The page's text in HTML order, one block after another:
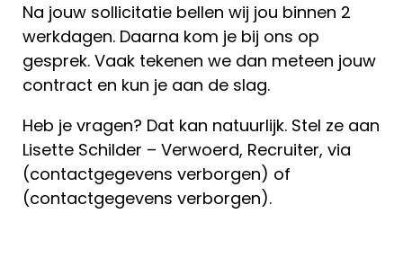
Na jouw sollicitatie bellen wij jou binnen 2
werkdagen. Daarna kom je bij ons op
gesprek. Vaak tekenen we dan meteen jouw
contract en kun je aan de slag.
Heb je vragen? Dat kan natuurlijk. Stel ze aan
Lisette Schilder – Verwoerd, Recruiter, via
(contactgegevens verborgen) of
(contactgegevens verborgen).